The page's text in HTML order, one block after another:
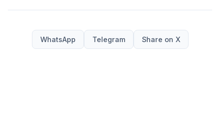
WhatsApp Telegram Share on X